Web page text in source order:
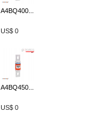
A4BQ400...
US$ 0
A4BQ450...
US$ 0